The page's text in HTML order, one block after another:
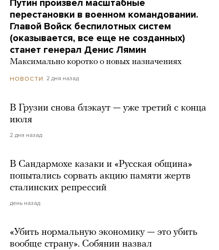
Путин произвел масштабные
перестановки в военном командовании.
Главой Войск беспилотных систем
(оказывается, все еще не созданных)
станет генерал Денис Лямин
Максимально коротко о новых назначениях
НОВОСТИ 2 дня назад
В Грузии снова блэкаут — уже третий с конца
июля
2 дня назад
В Сандармохе казаки и «Русская община»
попытались сорвать акцию памяти жертв
сталинских репрессий
день назад
«Убить нормальную экономику — это убить
вообще страну». Собянин назвал